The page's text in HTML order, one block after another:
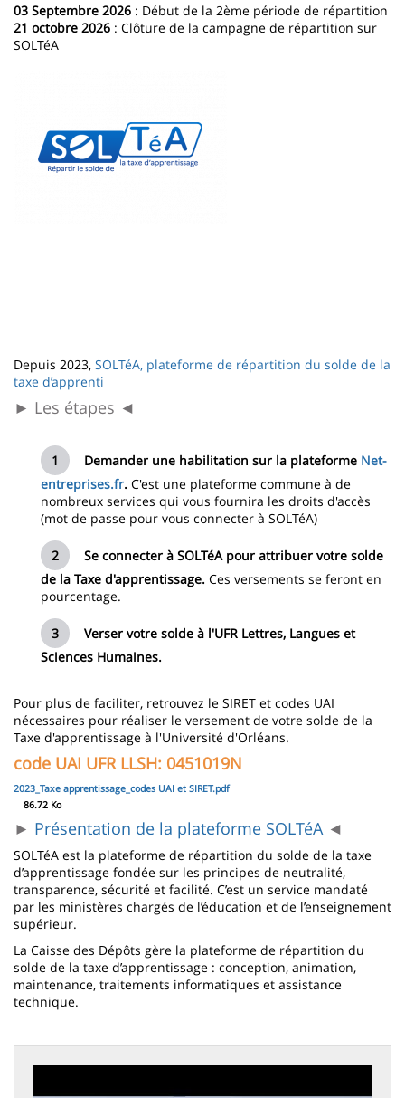
03 Septembre 2026 : Début de la 2ème période de répartition
21 octobre 2026 : Clôture de la campagne de répartition sur
SOLTéA
Depuis 2023, SOLTéA, plateforme de répartition du solde de la
taxe d’apprenti
► Les étapes ◄
Demander une habilitation sur la plateforme Net-
entreprises.fr. C'est une plateforme commune à de
nombreux services qui vous fournira les droits d'accès
(mot de passe pour vous connecter à SOLTéA)
Se connecter à SOLTéA pour attribuer votre solde
de la Taxe d'apprentissage. Ces versements se feront en
pourcentage.
Verser votre solde à l'UFR Lettres, Langues et
Sciences Humaines.
Pour plus de faciliter, retrouvez le SIRET et codes UAI
nécessaires pour réaliser le versement de votre solde de la
Taxe d'apprentissage à l'Université d'Orléans.
code UAI UFR LLSH: 0451019N
Fichier
2023_Taxe apprentissage_codes UAI et SIRET.pdf
86.72 Ko
► Présentation de la plateforme SOLTéA ◄
SOLTéA est la plateforme de répartition du solde de la taxe
d’apprentissage fondée sur les principes de neutralité,
transparence, sécurité et facilité. C’est un service mandaté
par les ministères chargés de l’éducation et de l’enseignement
supérieur.
La Caisse des Dépôts gère la plateforme de répartition du
solde de la taxe d’apprentissage : conception, animation,
maintenance, traitements informatiques et assistance
technique.